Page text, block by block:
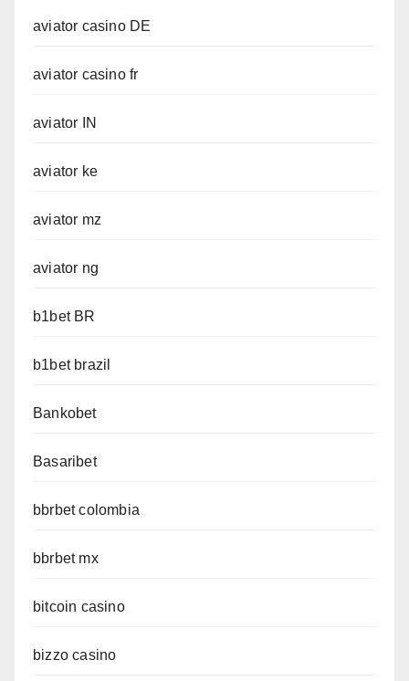
aviator casino DE
aviator casino fr
aviator IN
aviator ke
aviator mz
aviator ng
b1bet BR
b1bet brazil
Bankobet
Basaribet
bbrbet colombia
bbrbet mx
bitcoin casino
bizzo casino